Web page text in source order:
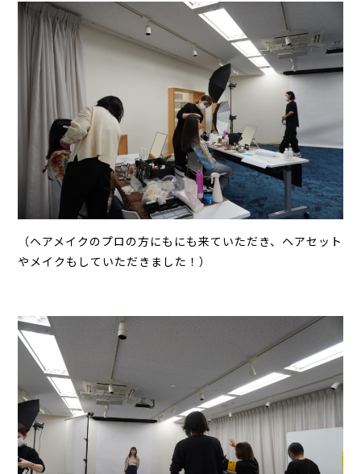
（ヘアメイクのプロの方にもにも来ていただき、ヘアセット
やメイクもしていただきました！）